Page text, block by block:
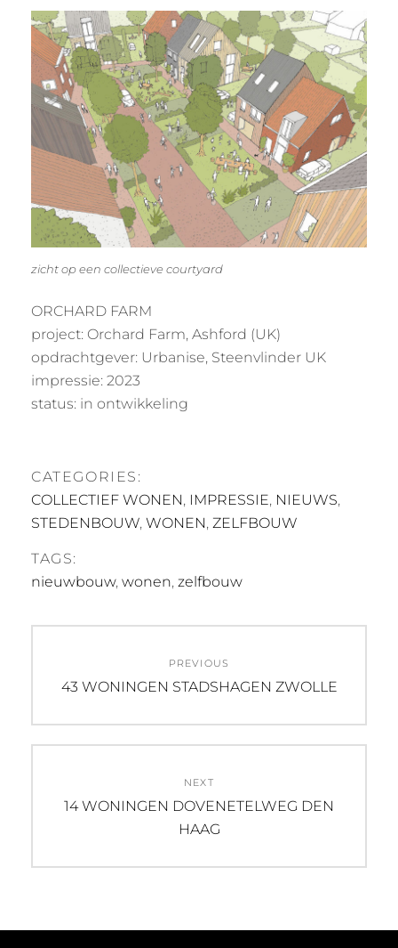
zicht op een collectieve courtyard
ORCHARD FARM
project: Orchard Farm, Ashford (UK)
opdrachtgever: Urbanise, Steenvlinder UK
impressie: 2023
status: in ontwikkeling
CATEGORIES:
COLLECTIEF WONEN, IMPRESSIE, NIEUWS,
STEDENBOUW, WONEN, ZELFBOUW
TAGS:
nieuwbouw, wonen, zelfbouw
navigation
PREVIOUS
Previous
43 WONINGEN STADSHAGEN ZWOLLE
NEXT
Next
14 WONINGEN DOVENETELWEG DEN
HAAG